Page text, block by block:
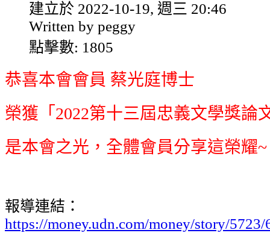
建立於 2022-10-19, 週三 20:46
Written by peggy
點擊數: 1805
恭喜本會會員 蔡光庭博士
榮獲 「2022第十三屆忠義文學獎論
是本會之光，全體會員分享這榮耀~
報導連結：
https://money.udn.com/money/story/5723/